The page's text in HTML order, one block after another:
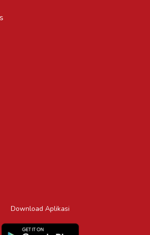
Download Aplikasi